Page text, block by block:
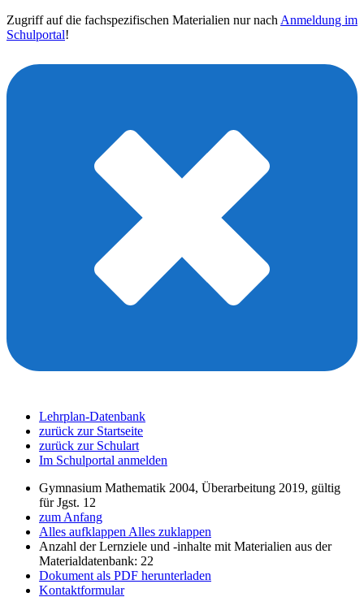
Zugriff auf die fachspezifischen Materialien nur nach Anmeldung im
Schulportal!
Lehrplan-Datenbank
zurück zur Startseite
zurück zur Schulart
Im Schulportal anmelden
Gymnasium Mathematik 2004, Überarbeitung 2019, gültig
für Jgst. 12
zum Anfang
Alles aufklappen Alles zuklappen
Anzahl der Lernziele und -inhalte mit Materialien aus der
Materialdatenbank: 22
Dokument als PDF herunterladen
Kontaktformular